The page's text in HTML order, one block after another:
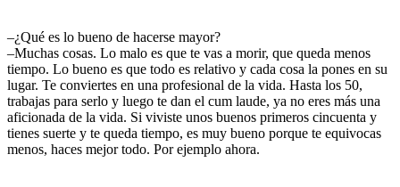
–¿Qué es lo bueno de hacerse mayor?
–Muchas cosas. Lo malo es que te vas a morir, que queda menos
tiempo. Lo bueno es que todo es relativo y cada cosa la pones en su
lugar. Te conviertes en una profesional de la vida. Hasta los 50,
trabajas para serlo y luego te dan el cum laude, ya no eres más una
aficionada de la vida. Si viviste unos buenos primeros cincuenta y
tienes suerte y te queda tiempo, es muy bueno porque te equivocas
menos, haces mejor todo. Por ejemplo ahora.